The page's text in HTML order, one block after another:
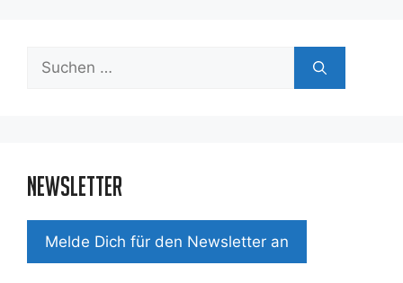
Suchen
Newsletter
Mel­de Dich für den News­let­ter an